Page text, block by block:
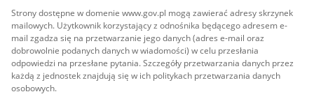
Strony dostępne w domenie www.gov.pl mogą zawierać adresy skrzynek
mailowych. Użytkownik korzystający z odnośnika będącego adresem e-
mail zgadza się na przetwarzanie jego danych (adres e-mail oraz
dobrowolnie podanych danych w wiadomości) w celu przesłania
odpowiedzi na przesłane pytania. Szczegóły przetwarzania danych przez
każdą z jednostek znajdują się w ich politykach przetwarzania danych
osobowych.